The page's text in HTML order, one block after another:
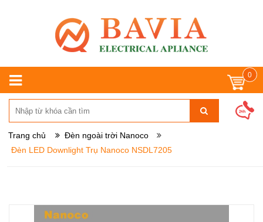
0
Trang chủ
Đèn ngoài trời Nanoco
Đèn LED Downlight Trụ Nanoco NSDL7205